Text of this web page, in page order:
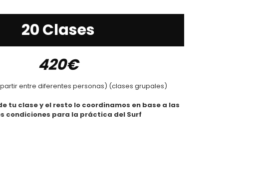
20 Clases
420€
entre diferentes personas) (clases grupales)
tu clase y el resto lo coordinamos en base a las
condiciones para la práctica del Surf